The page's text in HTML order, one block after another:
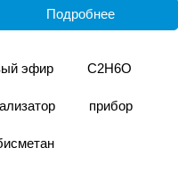
Подробнее
эфир C2H6О
прибор